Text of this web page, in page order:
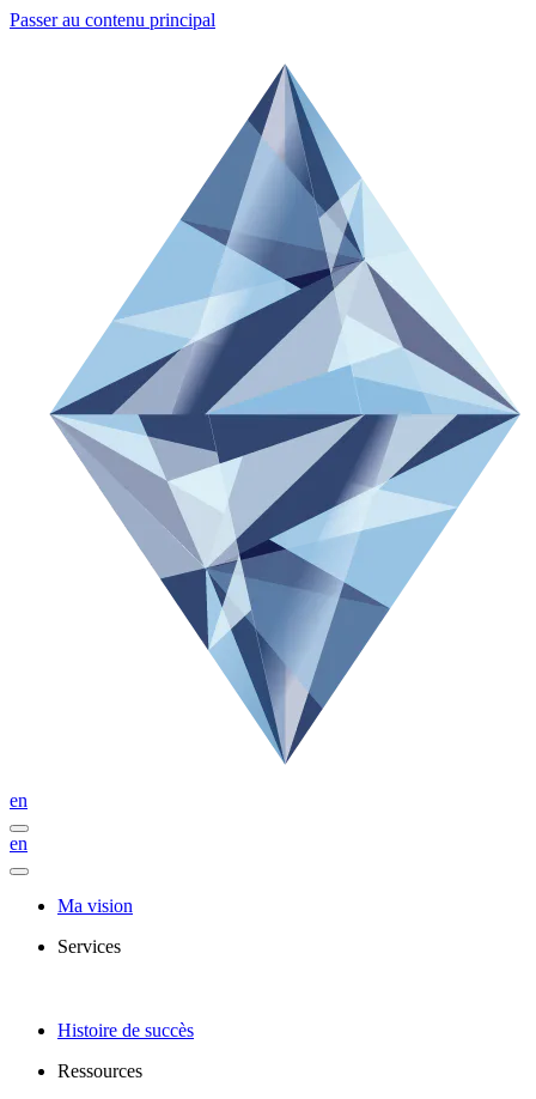
Passer au contenu principal
en
en
Ma vision
Services
Histoire de succès
Ressources